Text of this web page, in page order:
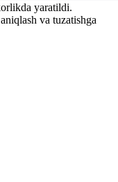
yaratildi.
va tuzatishga